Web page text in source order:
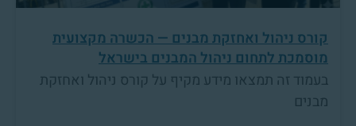
קורס ניהול ואחזקת מבנים — הכשרה מקצועית
מוסמכת לתחום ניהול המבנים בישראל
בעמוד זה תמצאו מידע מקיף על קורס ניהול ואחזקת
מבנים